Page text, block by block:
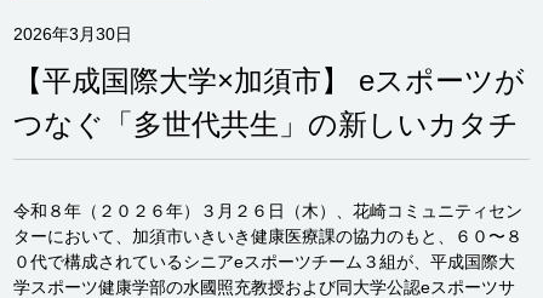
2026年3月30日
【平成国際大学×加須市】 eスポーツが
つなぐ「多世代共生」の新しいカタチ
令和８年（２０２６年）３月２６日（木）、花崎コミュニティセン
ターにおいて、加須市いきいき健康医療課の協力のもと、６０〜８
０代で構成されているシニアeスポーツチーム３組が、平成国際大
学スポーツ健康学部の水國照充教授および同大学公認eスポーツサ